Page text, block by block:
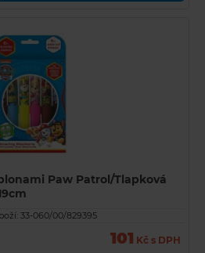
Paw Patrol/Tlapková
33-060/00/829395
101 Kč s DPH